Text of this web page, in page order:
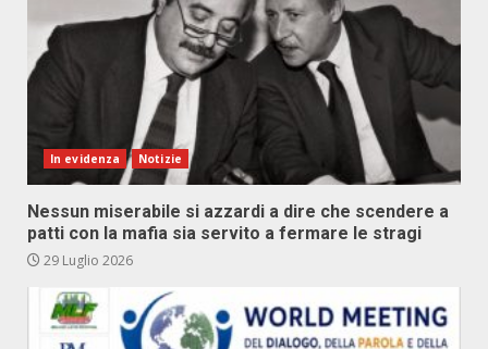
In evidenza Notizie
Nessun miserabile si azzardi a dire che scendere a
patti con la mafia sia servito a fermare le stragi
29 Luglio 2026